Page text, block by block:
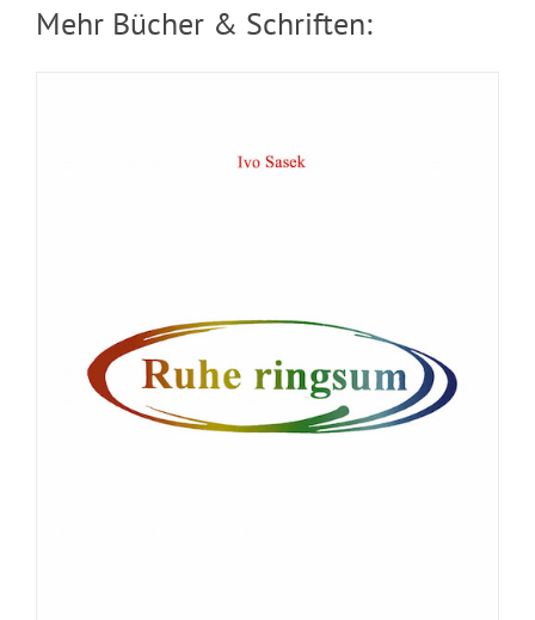
Mehr Bücher & Schriften: